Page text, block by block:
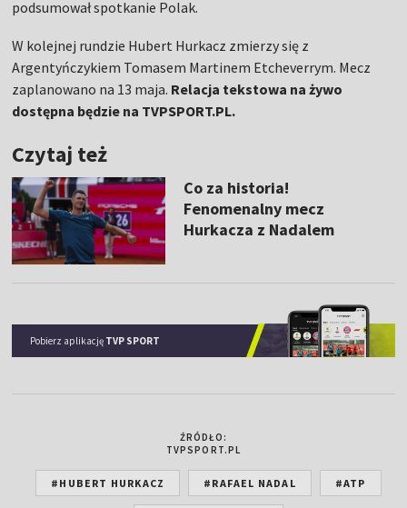
podsumował spotkanie Polak.
W kolejnej rundzie Hubert Hurkacz zmierzy się z
Argentyńczykiem Tomasem Martinem Etcheverrym. Mecz
zaplanowano na 13 maja. Relacja tekstowa na żywo
dostępna będzie na TVPSPORT.PL.
Czytaj też
Co za historia!
Fenomenalny mecz
Hurkacza z Nadalem
Pobierz aplikację TVP SPORT
ŹRÓDŁO:
TVPSPORT.PL
#HUBERT HURKACZ #RAFAEL NADAL #ATP